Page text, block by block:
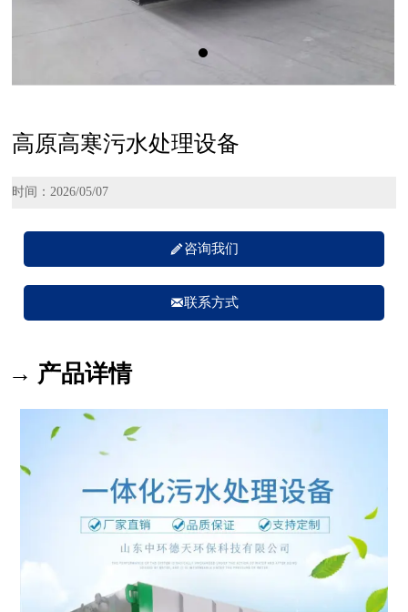
高原高寒污水处理设备
时间：2026/05/07
咨询我们
联系方式
→ 产品详情